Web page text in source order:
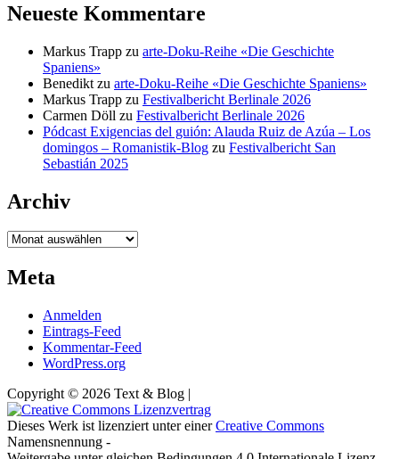
Neueste Kommentare
Markus Trapp zu arte-Doku-Reihe «Die Geschichte
Spaniens»
Benedikt zu arte-Doku-Reihe «Die Geschichte Spaniens»
Markus Trapp zu Festivalbericht Berlinale 2026
Carmen Döll zu Festivalbericht Berlinale 2026
Pódcast Exigencias del guión: Alauda Ruiz de Azúa – Los
domingos – Romanistik-Blog zu Festivalbericht San
Sebastián 2025
Archiv
Archiv
Meta
Anmelden
Eintrags-Feed
Kommentar-Feed
WordPress.org
Copyright © 2026 Text & Blog |
Dieses Werk ist lizenziert unter einerCreative Commons
Namensnennung -